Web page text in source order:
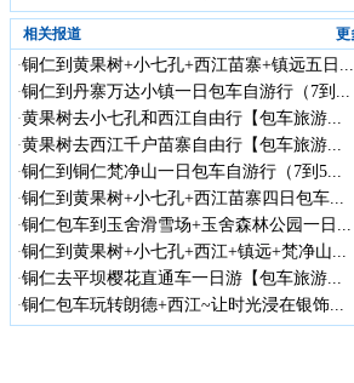
更
相关报道
·铜仁到黄果树+小七孔+西江苗寨+镇远五日...
·铜仁到丹寨万达小镇一日包车自游行（7到...
·黄果树去小七孔和西江自由行【包车旅游...
·黄果树去西江千户苗寨自由行【包车旅游...
·铜仁到铜仁梵净山一日包车自游行（7到5...
·铜仁到黄果树+小七孔+西江苗寨四日包车...
·铜仁包车到玉舍滑雪场+玉舍森林公园一日...
·铜仁到黄果树+小七孔+西江+镇远+梵净山...
·铜仁去平坝樱花直通车一日游【包车旅游...
·铜仁包车玩转朗德+西江~让时光浸在银饰...